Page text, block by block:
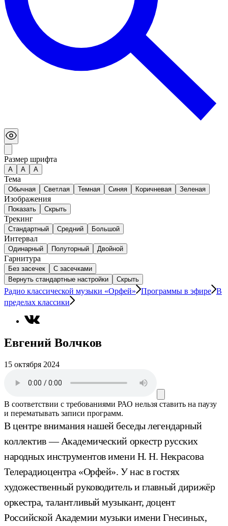
Размер шрифта
А A A
Тема
Обычная Светлая Темная Синяя Коричневая Зеленая
Изображения
Показать Скрыть
Трекинг
Стандартный Средний Большой
Интервал
Одинарный Полуторный Двойной
Гарнитура
Без засечек
С засечками
Вернуть стандартные настройки
Скрыть
Радио классической музыки «Орфей» Программы в эфире В
пределах классики
Евгений Волчков
15 октября 2024
В соответствии с требованиями РАО нельзя ставить на паузу
и перематывать записи программ.
В центре внимания нашей беседы легендарный
коллектив — Академический оркестр русских
народных инструментов имени Н. Н. Некрасова
Телерадиоцентра «Орфей». У нас в гостях
художественный руководитель и главный дирижёр
оркестра, талантливый музыкант, доцент
Российской Академии музыки имени Гнесиных,